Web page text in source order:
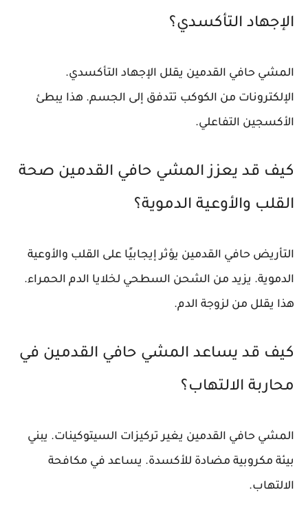
الإجهاد التأكسدي؟
المشي حافي القدمين يقلل الإجهاد التأكسدي.
الإلكترونات من الكوكب تتدفق إلى الجسم. هذا يبطئ
الأكسجين التفاعلي.
كيف قد يعزز المشي حافي القدمين صحة
القلب والأوعية الدموية؟
التأريض حافي القدمين يؤثر إيجابيًا على القلب والأوعية
الدموية. يزيد من الشحن السطحي لخلايا الدم الحمراء.
هذا يقلل من لزوجة الدم.
كيف قد يساعد المشي حافي القدمين في
محاربة الالتهاب؟
المشي حافي القدمين يغير تركيزات السيتوكينات. يبني
بيئة مكروبية مضادة للأكسدة. يساعد في مكافحة
الالتهاب.